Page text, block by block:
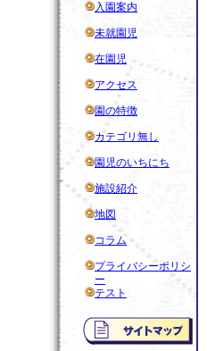
入園案内
未就園児
在園児
アクセス
園の特徴
カテゴリ無し
園児のいちにち
施設紹介
地図
コラム
プライバシーポリシ
ー
テスト